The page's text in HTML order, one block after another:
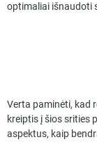
optimaliai išnaudoti
Verta paminėti, kad
kreiptis į šios srities
aspektus, kaip